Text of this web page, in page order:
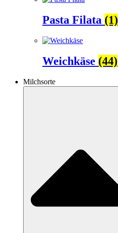
Pasta Filata (1)
Weichkäse (44)
Milchsorte